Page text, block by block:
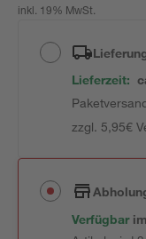
inkl. 19% MwSt.
Lieferzeit:
zzgl. 5,95€
Verfügbar im